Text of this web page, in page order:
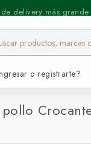
delivery más
Express - Retirás
o registrarte?